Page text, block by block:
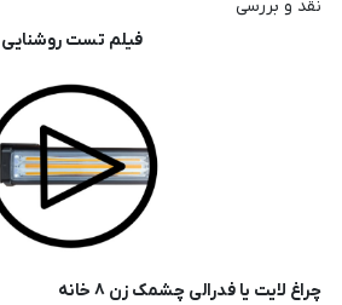
نقد و بررسی
فیلم تست روشنایی
چراغ لایت یا فدرالی چشمک زن ۸ خانه